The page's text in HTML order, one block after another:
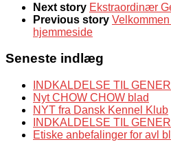
Next story Ekstraordinær
Previous story
hjemmeside
Seneste indlæg
INDKALDELSE TIL
Nyt CHOW CHOW blad
NYT fra Dansk Kennel Klub
INDKALDELSE TIL
Etiske anbefalinger for avl